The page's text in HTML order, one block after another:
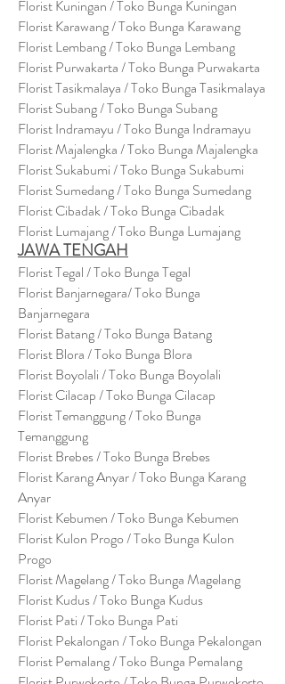
Florist Kuningan / Toko Bunga Kuningan
Florist Karawang / Toko Bunga Karawang
Florist Lembang / Toko Bunga Lembang
Florist Purwakarta / Toko Bunga Purwakarta
Florist Tasikmalaya / Toko Bunga Tasikmalaya
Florist Subang / Toko Bunga Subang
Florist Indramayu / Toko Bunga Indramayu
Florist Majalengka / Toko Bunga Majalengka
Florist Sukabumi / Toko Bunga Sukabumi
Florist Sumedang / Toko Bunga Sumedang
Florist Cibadak / Toko Bunga Cibadak
Florist Lumajang / Toko Bunga Lumajang
JAWA TENGAH
Florist Tegal / Toko Bunga Tegal
Florist Banjarnegara/ Toko Bunga
Banjarnegara
Florist Batang / Toko Bunga Batang
Florist Blora / Toko Bunga Blora
Florist Boyolali / Toko Bunga Boyolali
Florist Cilacap / Toko Bunga Cilacap
Florist Temanggung / Toko Bunga
Temanggung
Florist Brebes / Toko Bunga Brebes
Florist Karang Anyar / Toko Bunga Karang
Anyar
Florist Kebumen / Toko Bunga Kebumen
Florist Kulon Progo / Toko Bunga Kulon
Progo
Florist Magelang / Toko Bunga Magelang
Florist Kudus / Toko Bunga Kudus
Florist Pati / Toko Bunga Pati
Florist Pekalongan / Toko Bunga Pekalongan
Florist Pemalang / Toko Bunga Pemalang